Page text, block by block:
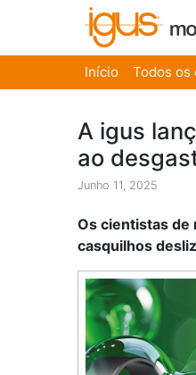
Início Todos os
A igus
ao
Junho 11, 2025
Os cientistas de
casquilhos